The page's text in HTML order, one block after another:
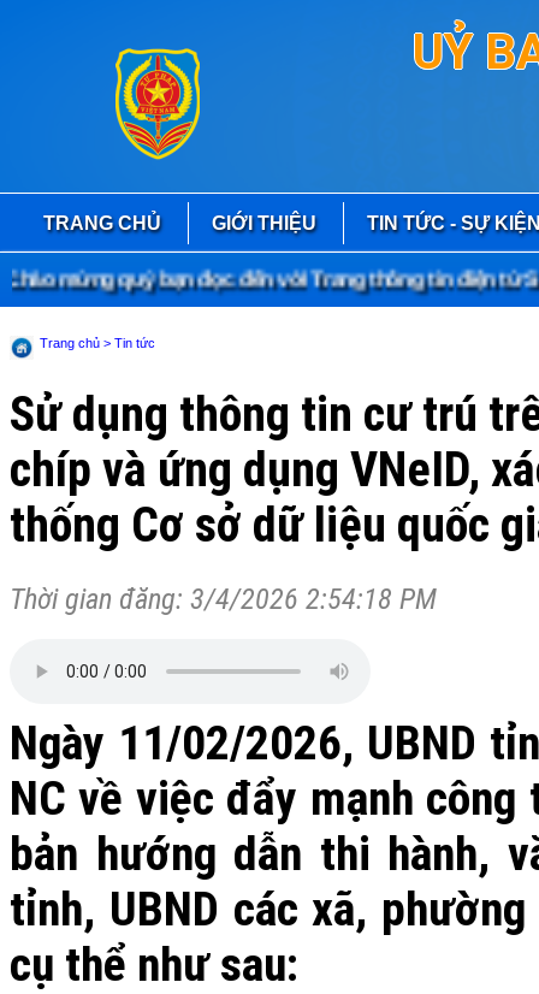
UỶ
TRANG CHỦ GIỚI THIỆU TIN TỨC - SỰ
mừng quý bạn đọc đến với Trang thông tin điện tử Sở
Trang chủ > Tin tức
Sử dụng thông tin cư trú
chíp và ứng dụng VNeID,
thống Cơ sở dữ liệu quốc
Thời gian đăng: 3/4/2026 2:54:18 PM
Ngày 11/02/2026, UBND
NC về việc đẩy mạnh
bản hướng dẫn thi hành,
tỉnh, UBND các xã,
cụ thể như sau: